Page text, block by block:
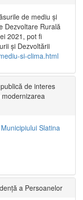
de mediu și
Dezvoltare Rurală
2021, pot fi
și Dezvoltării
si-clima.html
de interes
Slatina
a Persoanelor